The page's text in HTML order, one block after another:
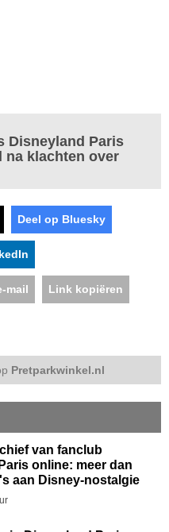
Disneyland Paris
klachten over
Deel op Bluesky
mail Link kopiëren
Pretparkwinkel.nl
van fanclub
online: meer dan
aan Disney-nostalgie